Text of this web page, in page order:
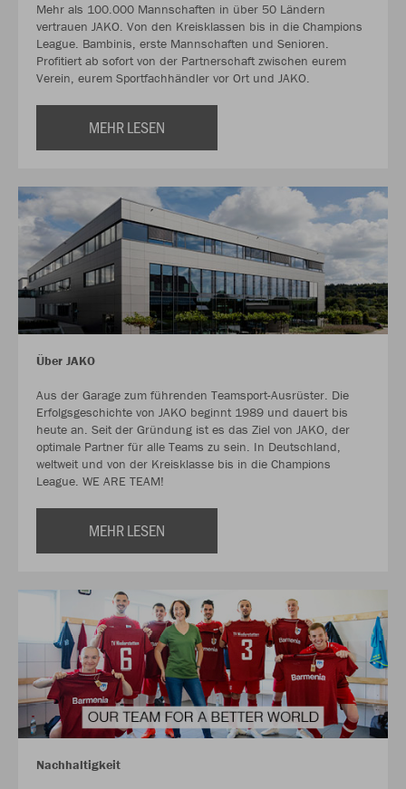
Mehr als 100.000 Mannschaften in über 50 Ländern
vertrauen JAKO. Von den Kreisklassen bis in die Champions
League. Bambinis, erste Mannschaften und Senioren.
Profitiert ab sofort von der Partnerschaft zwischen eurem
Verein, eurem Sportfachhändler vor Ort und JAKO.
MEHR LESEN
Über JAKO
Aus der Garage zum führenden Teamsport-Ausrüster. Die
Erfolgsgeschichte von JAKO beginnt 1989 und dauert bis
heute an. Seit der Gründung ist es das Ziel von JAKO, der
optimale Partner für alle Teams zu sein. In Deutschland,
weltweit und von der Kreisklasse bis in die Champions
League. WE ARE TEAM!
MEHR LESEN
Nachhaltigkeit